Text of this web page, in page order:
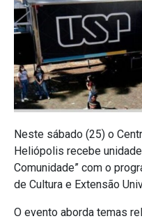
Neste sábado (25) o
Heliópolis recebe
Comunidade” com o
de Cultura e Extensão
O evento aborda temas